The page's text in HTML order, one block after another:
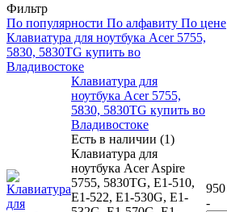
Фильтр
По популярности По алфавиту По цене
Клавиатура для ноутбука Acer 5755,
5830, 5830TG купить во
Владивостоке
Клавиатура для
ноутбука Acer 5755,
5830, 5830TG купить во
Владивостоке
Есть в наличии (1)
Клавиатура для
ноутбука Acer Aspire
5755, 5830TG, E1-510,
E1-522, E1-530G, E1-
950
-